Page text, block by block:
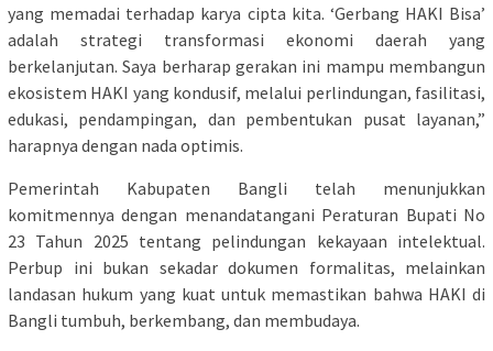
yang memadai terhadap karya cipta kita. ‘Gerbang HAKI Bisa’
adalah strategi transformasi ekonomi daerah yang
berkelanjutan. Saya berharap gerakan ini mampu membangun
ekosistem HAKI yang kondusif, melalui perlindungan, fasilitasi,
edukasi, pendampingan, dan pembentukan pusat layanan,”
harapnya dengan nada optimis.
Pemerintah Kabupaten Bangli telah menunjukkan
komitmennya dengan menandatangani Peraturan Bupati No
23 Tahun 2025 tentang pelindungan kekayaan intelektual.
Perbup ini bukan sekadar dokumen formalitas, melainkan
landasan hukum yang kuat untuk memastikan bahwa HAKI di
Bangli tumbuh, berkembang, dan membudaya.